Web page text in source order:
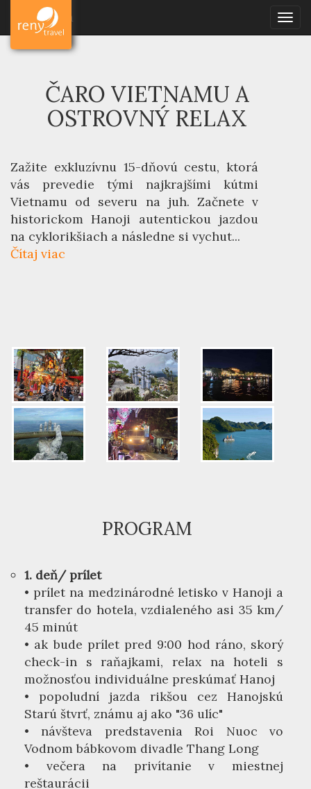
Dovolenka
Reny Travel
Čaro Vietnamu a ostrovný relax
ČARO VIETNAMU A
OSTROVNÝ RELAX
Zažite exkluzívnu 15-dňovú cestu, ktorá
vás prevedie tými najkrajšími kútmi
Vietnamu od severu na juh. Začnete v
historickom Hanoji autentickou jazdou
na cyklorikšiach a následne si vychut...
Čítaj viac
PROGRAM
1. deň/ prílet
• prílet na medzinárodné letisko v Hanoji a
transfer do hotela, vzdialeného asi 35 km/
45 minút
• ak bude prílet pred 9:00 hod ráno, skorý
check-in s raňajkami, relax na hoteli s
možnosťou individuálne preskúmať Hanoj
• popoludní jazda rikšou cez Hanojskú
Starú štvrť, známu aj ako "36 ulíc"
• návšteva predstavenia Roi Nuoc vo
Vodnom bábkovom divadle Thang Long
• večera na privítanie v miestnej
reštaurácii